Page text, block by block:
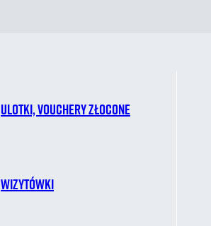
Ulotki, vouchery złocone
Wizytówki